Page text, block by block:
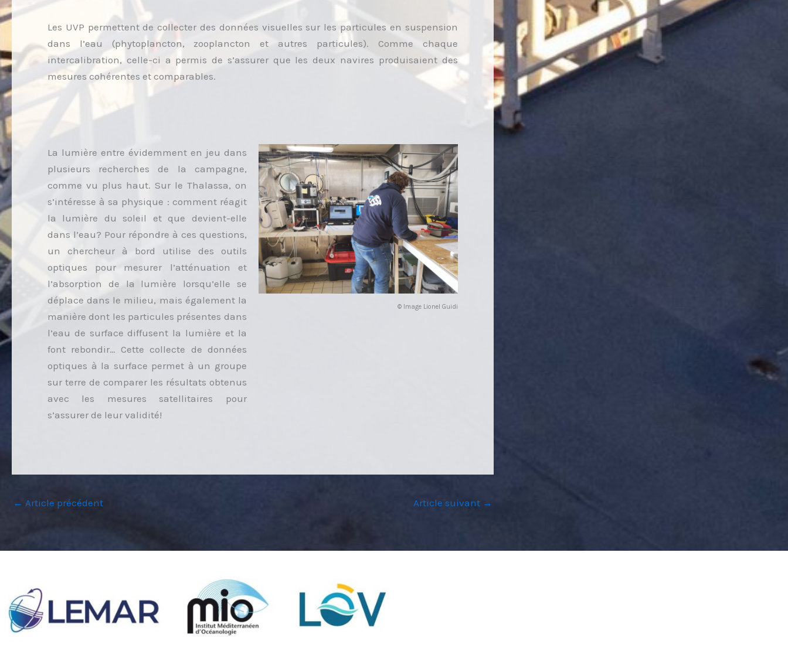
Les UVP permettent de collecter des données visuelles sur les particules en suspension
dans l’eau (phytoplancton, zooplancton et autres particules). Comme chaque
intercalibration, celle-ci a permis de s’assurer que les deux navires produisaient des
mesures cohérentes et comparables.
La lumière entre évidemment en jeu dans
plusieurs recherches de la campagne,
comme vu plus haut. Sur le Thalassa, on
s’intéresse à sa physique : comment réagit
la lumière du soleil et que devient-elle
dans l’eau? Pour répondre à ces questions,
un chercheur à bord utilise des outils
optiques pour mesurer l’atténuation et
l’absorption de la lumière lorsqu’elle se
déplace dans le milieu, mais également la
manière dont les particules présentes dans
l’eau de surface diffusent la lumière et la
font rebondir… Cette collecte de données
optiques à la surface permet à un groupe
sur terre de comparer les résultats obtenus
avec les mesures satellitaires pour
s’assurer de leur validité!
© Image Lionel Guidi
← Article précédent Article suivant →